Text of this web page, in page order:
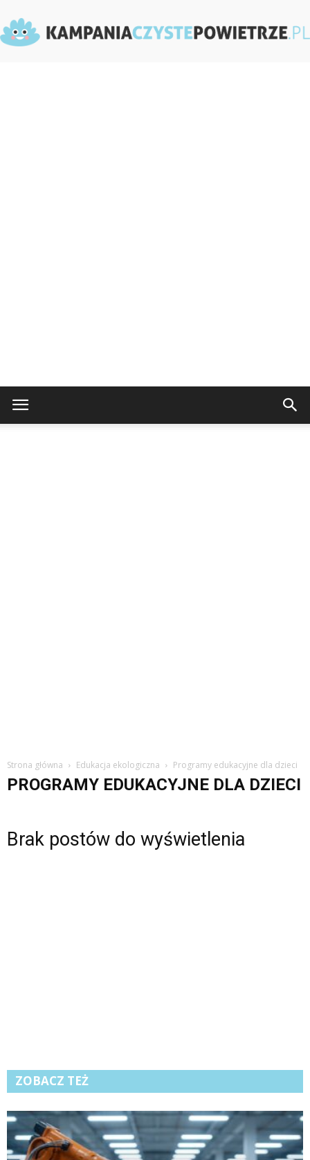
Strona główna Edukacja ekologiczna Programy edukacyjne dla dzieci
PROGRAMY EDUKACYJNE DLA DZIECI
Brak postów do wyświetlenia
ZOBACZ TEŻ